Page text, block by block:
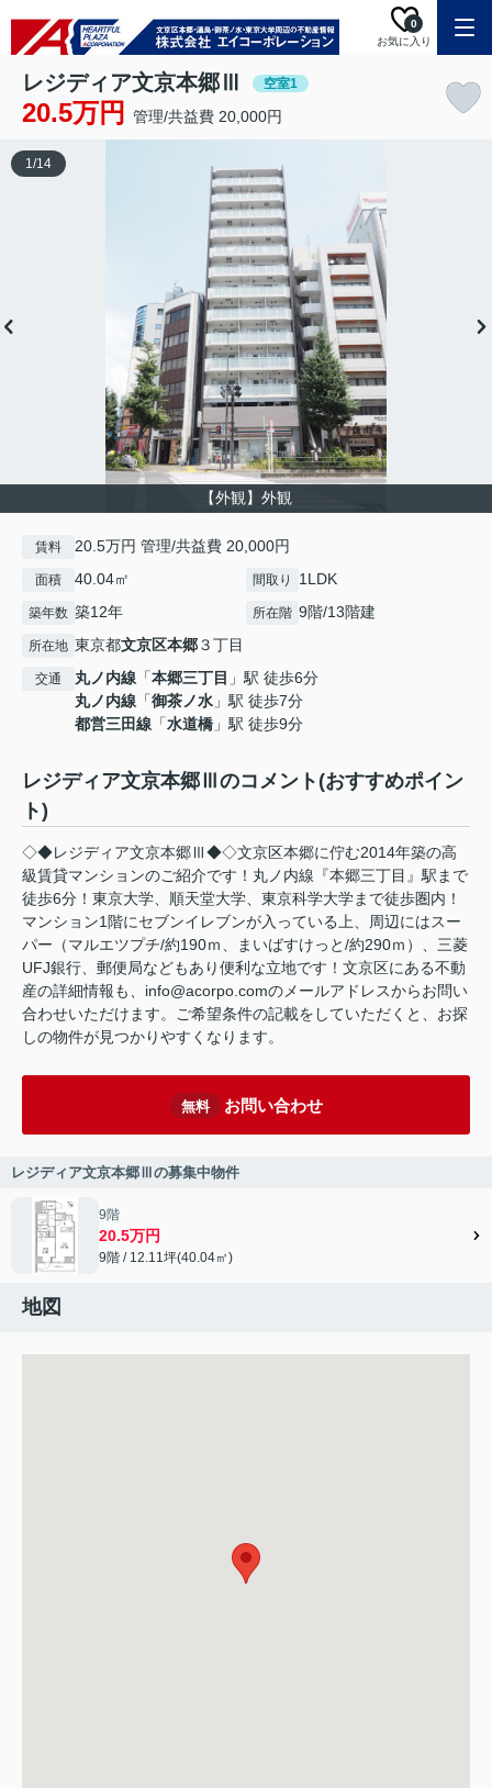
お気に入り
0
レジディア文京本郷Ⅲ 空室1
20.5万円 管理/共益費 20,000円
【外観】外観
1/14
賃料 20.5万円 管理/共益費 20,000円
面積 40.04㎡ 間取り 1LDK
築年数 築12年 所在階 9階/13階建
所在地 東京都文京区本郷３丁目
交通 丸ノ内線 「本郷三丁目 」駅 徒歩6分
丸ノ内線 「御茶ノ水 」駅 徒歩7分
都営三田線 「水道橋 」駅 徒歩9分
レジディア文京本郷Ⅲのコメント(おすすめポイン
ト)
◇◆レジディア文京本郷Ⅲ◆◇文京区本郷に佇む2014年築の高
級賃貸マンションのご紹介です！丸ノ内線『本郷三丁目』駅まで
徒歩6分！東京大学、順天堂大学、東京科学大学まで徒歩圏内！
マンション1階にセブンイレブンが入っている上、周辺にはスー
パー（マルエツプチ/約190ｍ、まいばすけっと/約290ｍ）、三菱
UFJ銀行、郵便局などもあり便利な立地です！文京区にある不動
産の詳細情報も、info@acorpo.comのメールアドレスからお問い
合わせいただけます。ご希望条件の記載をしていただくと、お探
しの物件が見つかりやすくなります。
無料 お問い合わせ
レジディア文京本郷Ⅲの募集中物件
9階
20.5万円
9階 / 12.11坪(40.04㎡)
地図